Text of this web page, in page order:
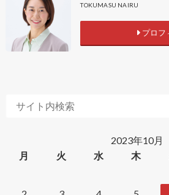
TOKUMASU NAIRU
プロフ
2023年10月
月
火 水 木